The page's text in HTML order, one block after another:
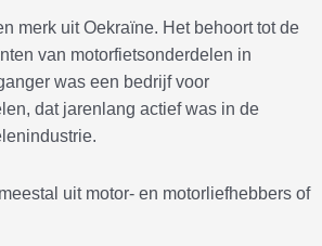
merk uit Oekraïne. Het behoort tot de
van motorfietsonderdelen in
was een bedrijf voor
dat jarenlang actief was in de
uit motor- en motorliefhebbers of